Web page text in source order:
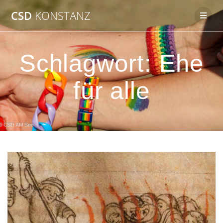
CSDKONSTANZ
Schlagwort:Ehe
für alle